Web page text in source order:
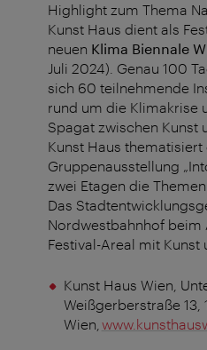
Highlight zum Thema
Kunst Haus dient als
neuen Klima Biennale
Juli 2024). Genau 100
sich 60 teilnehmende
rund um die Klimakrise
Spagat zwischen Kunst
Kunst Haus thematisiert
Gruppenausstellung
zwei Etagen die
Das
Nordwestbahnhof beim
Festival-Areal mit Kunst
Kunst Haus Wien,
Weißgerberstraße 13,
Wien,